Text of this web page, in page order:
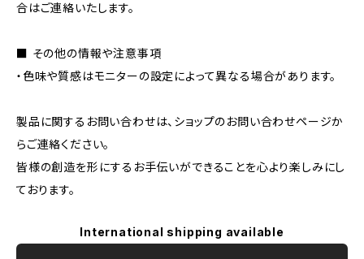
合はご連絡いたします。
■ その他の情報や注意事項
・色味や質感はモニターの設定によって異なる場合があります。
製品に関するお問い合わせは、ショップのお問い合わせページか
らご連絡ください。
皆様の創造を形にするお手伝いができることを心より楽しみにし
ております。
International shipping available